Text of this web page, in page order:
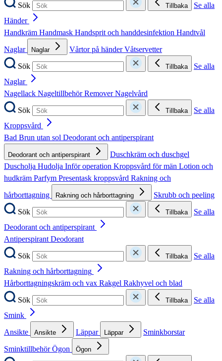
Sök
Tillbaka
Se alla
Händer
Handkräm Handmask Handsprit och handdesinfektion Handtvål
Naglar
Naglar Vårtor på händerVåtservetter
Sök
Tillbaka
Se alla
Naglar
Nagellack NageltillbehörRemoverNagelvård
Sök
Tillbaka
Se alla
Kroppsvård
Bad Brun utan sol Deodorant och antiperspirant
Deodorant och antiperspirant
Duschkräm och duschgel
Duscholja Hudolja Inför operation Kroppsvård för män Lotion och
hudkräm Parfym Presentask kroppsvård Rakning och
hårborttagning
Rakning och hårborttagning
Skrubb och peeling
Sök
Tillbaka
Se alla
Deodorant och antiperspirant
AntiperspirantDeodorant
Sök
Tillbaka
Se alla
Rakning och hårborttagning
Hårborttagningskräm och vax Rakgel Rakhyvel och blad
Sök
Tillbaka
Se alla
Smink
Ansikte
Ansikte Läppar Läppar
Sminkborstar
SminktillbehörÖgon Ögon